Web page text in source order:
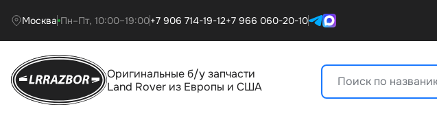
Москва Пн–Пт, 10:00–19:00+7 906 714-19-12+7 966 060-20-10
Оригинальные б/у запчасти
Land Rover из Европы и США